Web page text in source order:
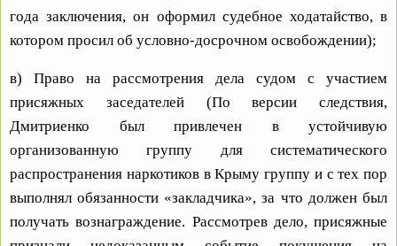
года заключения, он оформил судебное ходатайство, в
котором просил об условно-досрочном освобождении);
в) Право на рассмотрения дела судом с участием
присяжных заседателей (По версии следствия,
Дмитриенко был привлечен в устойчивую
организованную группу для систематического
распространения наркотиков в Крыму группу и с тех пор
выполнял обязанности «закладчика», за что должен был
получать вознаграждение. Рассмотрев дело, присяжные